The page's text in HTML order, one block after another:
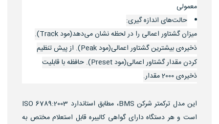
معمولی
حالت‌های اندازه گیری:
میزان گشتاور اعمالی را در لحظه نشان می‌دهد(مود Track).
ذخیره‌ی بیشترین گشتاور اعمالی(مود Peak). از پیش تنظیم
کردن مقدار گشتاور اعمالی(مود Preset). حافظه با قابلیت
ذخیره‌ی 2000 مقدار.
این مدل ترکمتر شرکن BMS، مطابق استاندارد ISO 6789:2003
است و هر دستگاه دارای گواهی کالیبره قابل استعلام مختص به